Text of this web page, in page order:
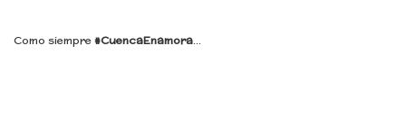
Como siempre#CuencaEnamora…